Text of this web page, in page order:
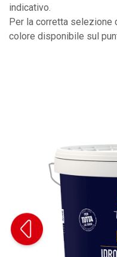
indicativo.
Per la corretta selezione
colore disponibile sul